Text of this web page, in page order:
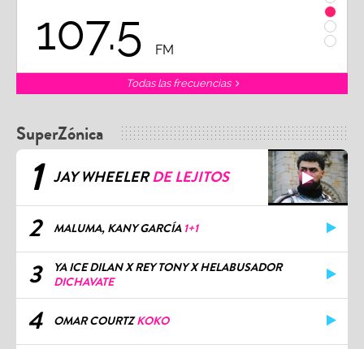
107.5 FM
Todas las frecuencias
SuperZónica
1 JAY WHEELERDE LEJITOS
2 MALUMA, KANY GARCÍA 1+1
3
YA ICE DILAN X REY TONY X HELABUSADOR
DICHAVATE
4 OMAR COURTZKOKO